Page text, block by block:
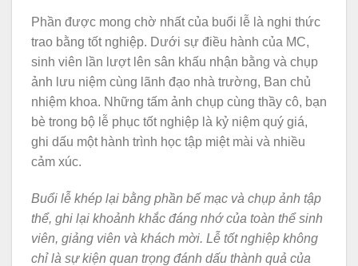
Phần được mong chờ nhất của buổi lễ là nghi thức
trao bằng tốt nghiệp. Dưới sự điều hành của MC,
sinh viên lần lượt lên sân khấu nhận bằng và chụp
ảnh lưu niệm cùng lãnh đạo nhà trường, Ban chủ
nhiệm khoa. Những tấm ảnh chụp cùng thầy cô, bạn
bè trong bộ lễ phục tốt nghiệp là kỷ niệm quý giá,
ghi dấu một hành trình học tập miệt mài và nhiều
cảm xúc.
Buổi lễ khép lại bằng phần bế mạc và chụp ảnh tập
thể, ghi lại khoảnh khắc đáng nhớ của toàn thể sinh
viên, giảng viên và khách mời. Lễ tốt nghiệp không
chỉ là sự kiện quan trọng đánh dấu thành quả của